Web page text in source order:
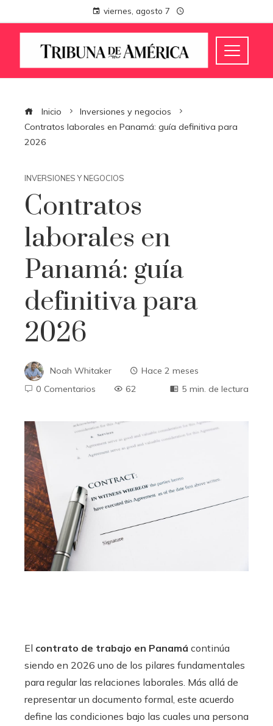
viernes, agosto 7
Inicio
Inversiones y negocios
Contratos laborales en Panamá: guía definitiva para
2026
INVERSIONES Y NEGOCIOS
Contratos
laborales en
Panamá: guía
definitiva para
2026
Noah Whitaker
Hace 2 meses
0 Comentarios
62 5 min. de lectura
El contrato de trabajo en Panamá continúa
siendo en 2026 uno de los pilares fundamentales
para regular las relaciones laborales. Más allá de
representar un documento formal, este acuerdo
define las condiciones bajo las cuales una persona